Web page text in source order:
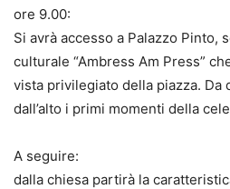
ore 9.00:
Si avrà accesso a Palazzo Pinto,
culturale “Ambress Am Press”
vista privilegiato della piazza. Da
dall’alto i primi momenti della
A seguire:
dalla chiesa partirà la